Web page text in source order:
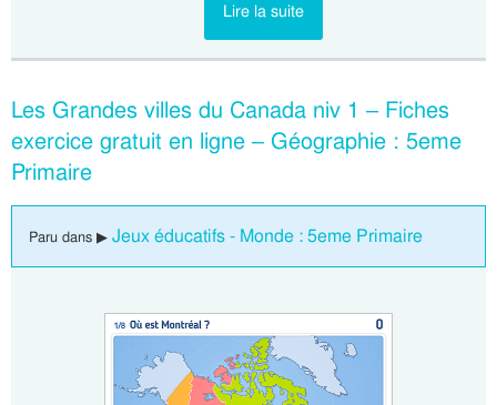
Lire la suite
Les Grandes villes du Canada niv 1 – Fiches
exercice gratuit en ligne – Géographie : 5eme
Primaire
Paru dans ▶ Jeux éducatifs - Monde : 5eme Primaire